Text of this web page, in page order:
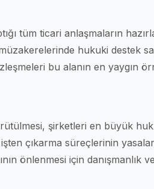
tüm ticari anlaşmaların
hukuki destek
bu alanın en yaygın
şirketleri en büyük
çıkarma süreçlerinin
önlenmesi için danışmanlık